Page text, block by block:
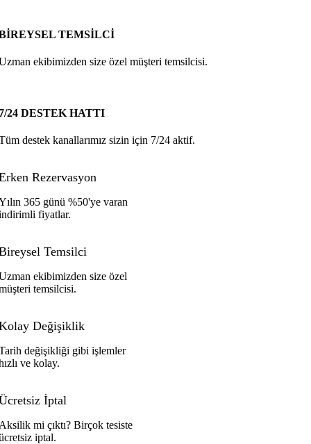
TEMSİLCİ
ekibimizden size özel müşteri temsilcisi.
24 DESTEK HATTI
destek kanallarımız sizin için 7/24 aktif.
Rezervasyon
365 günü %50'ye varan
fiyatlar.
Temsilci
ekibimizden size özel
temsilcisi.
Değişiklik
değişikliği gibi işlemler
ve kolay.
İptal
mi çıktı? Birçok tesiste
iptal.